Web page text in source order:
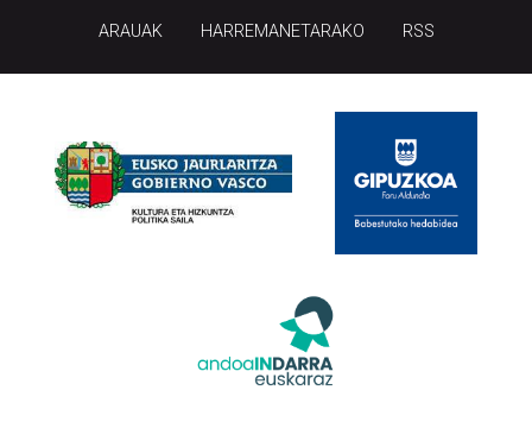
ARAUAK HARREMANETARAKO RSS